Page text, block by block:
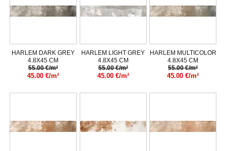
HARLEM DARK GREY
4.8X45 CM
55.00 €/m²
45.00 €/m²
HARLEM LIGHT GREY
4.8X45 CM
55.00 €/m²
45.00 €/m²
HARLEM MULTICOLOR
4.8X45 CM
55.00 €/m²
45.00 €/m²